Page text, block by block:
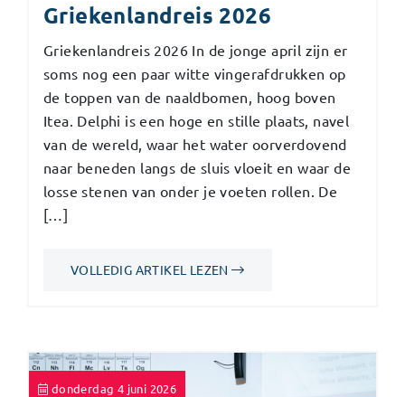
Griekenlandreis 2026
Griekenlandreis 2026 In de jonge april zijn er
soms nog een paar witte vingerafdrukken op
de toppen van de naaldbomen, hoog boven
Itea. Delphi is een hoge en stille plaats, navel
van de wereld, waar het water oorverdovend
naar beneden langs de sluis vloeit en waar de
losse stenen van onder je voeten rollen. De
[…]
VOLLEDIG ARTIKEL LEZEN
donderdag 4 juni 2026